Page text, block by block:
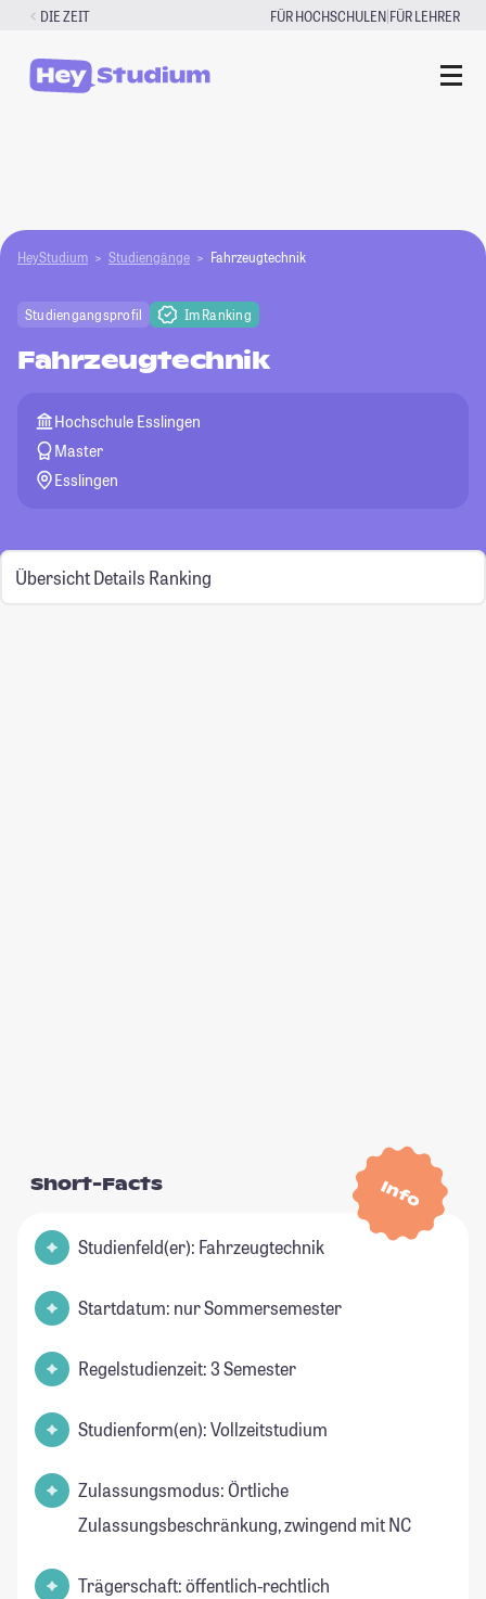
Zum
springen
DIE ZEIT FÜR HOCHSCHULEN|FÜR LEHRER
HeyStudium Studiengänge Fahrzeugtechnik
Studiengangsprofil Im Ranking
Fahrzeugtechnik
Hochschule Esslingen
Master
Esslingen
Übersicht Details Ranking
Info
Short-Facts
Studienfeld(er): Fahrzeugtechnik
Startdatum: nur Sommersemester
Regelstudienzeit: 3 Semester
Studienform(en): Vollzeitstudium
Zulassungsmodus: Örtliche
Zulassungsbeschränkung, zwingend mit NC
Trägerschaft: öffentlich-rechtlich